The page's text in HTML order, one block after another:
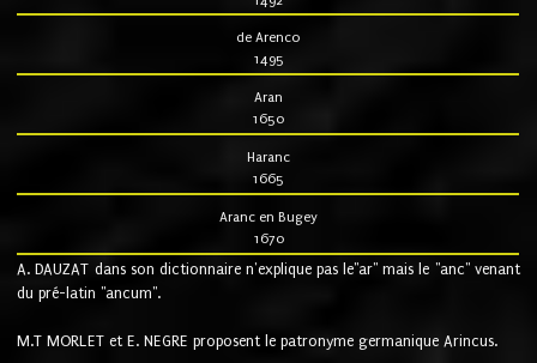
de Arenco
1495
Aran
1650
Haranc
1665
Aranc en Bugey
1670
A. DAUZAT dans son dictionnaire n'explique pas le"ar" mais le "anc" venant
du pré-latin "ancum".
M.T MORLET et E. NEGRE proposent le patronyme germanique Arincus.